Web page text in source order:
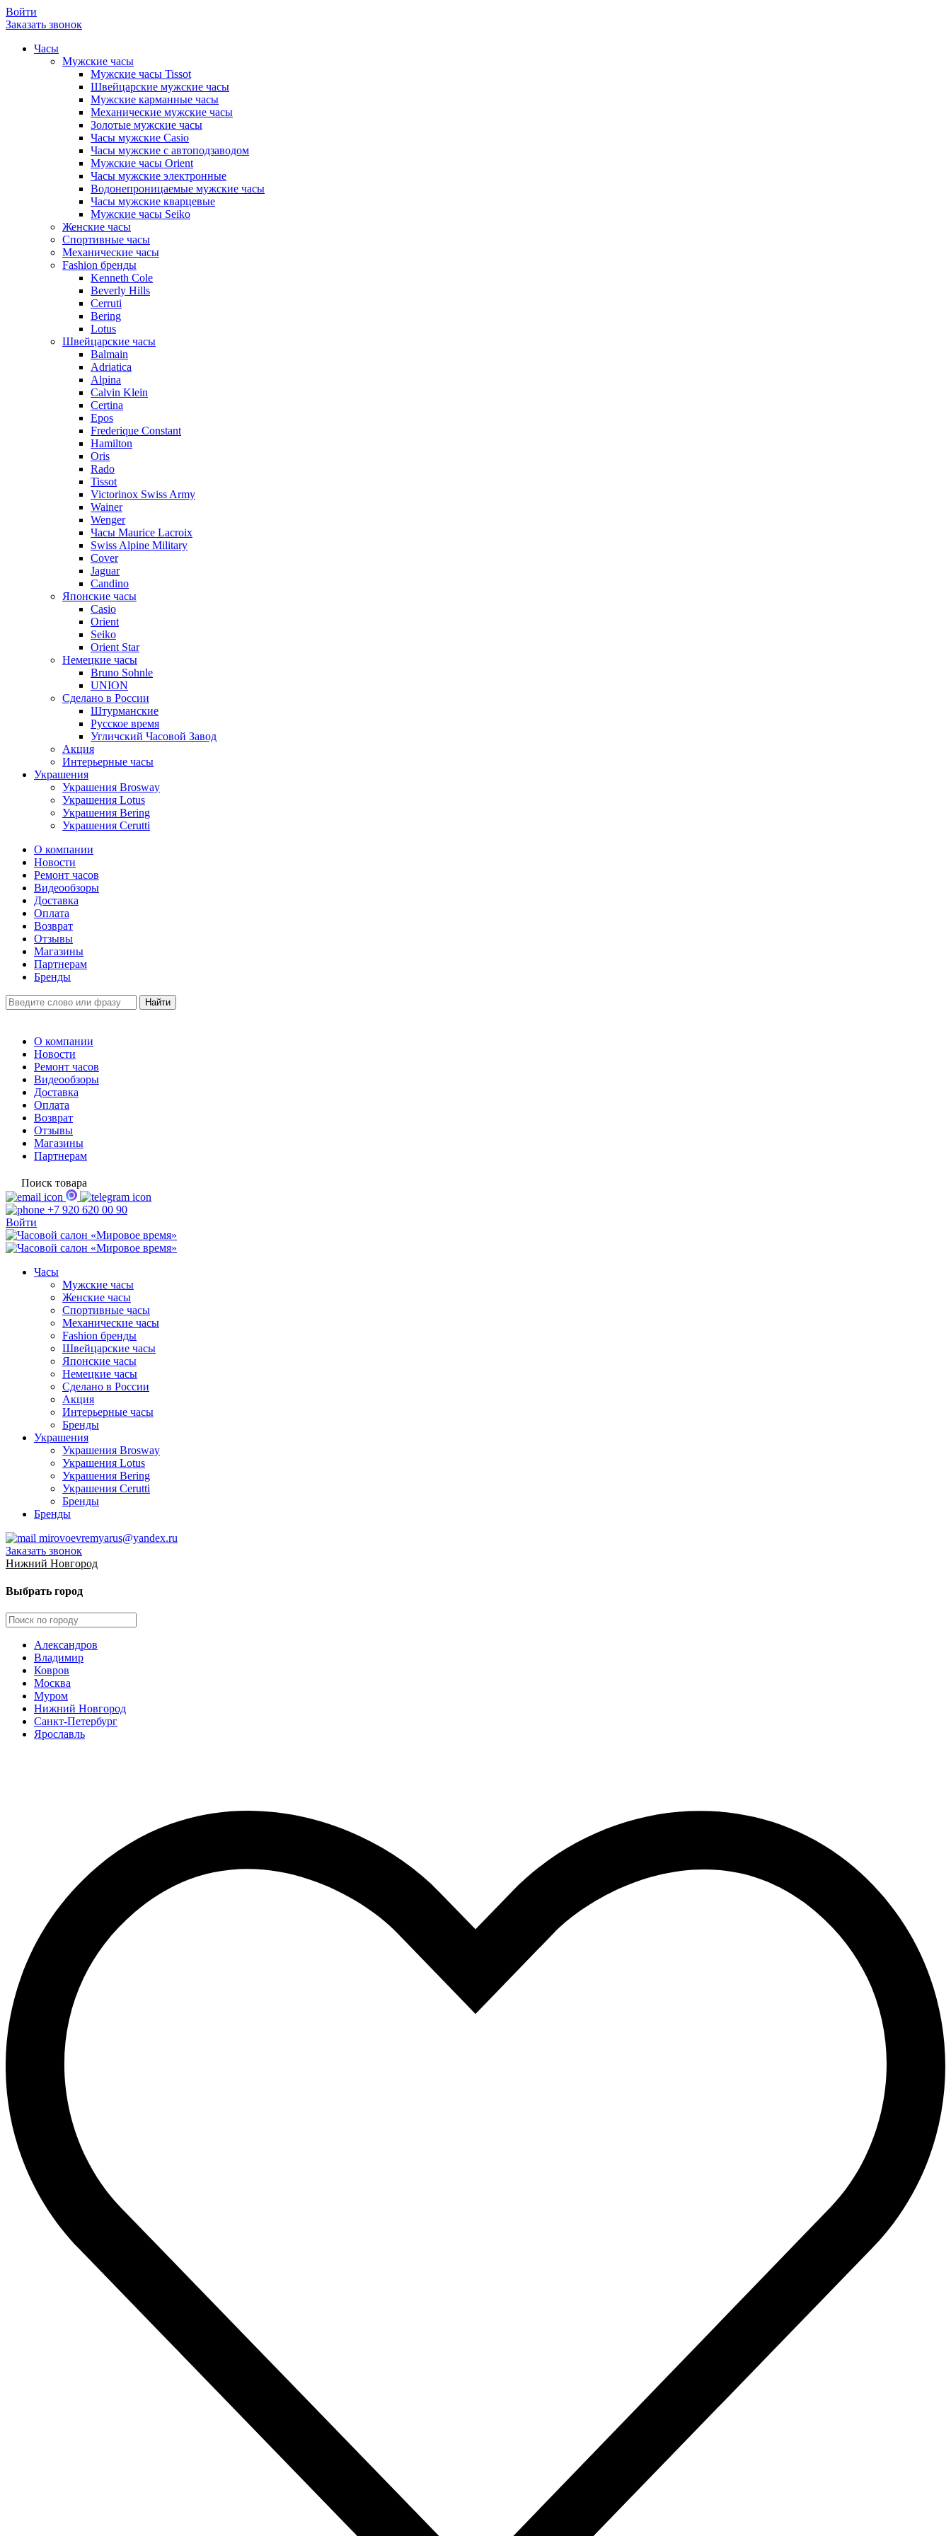
Войти
Заказать звонок
Часы
Мужские часы
Мужские часы Tissot
Швейцарские мужские часы
Мужские карманные часы
Механические мужские часы
Золотые мужские часы
Часы мужские Casio
Часы мужские с автоподзаводом
Мужские часы Orient
Часы мужские электронные
Водонепроницаемые мужские часы
Часы мужские кварцевые
Мужские часы Seiko
Женские часы
Спортивные часы
Механические часы
Fashion бренды
Kenneth Cole
Beverly Hills
Cerruti
Bering
Lotus
Швейцарские часы
Balmain
Adriatica
Alpina
Calvin Klein
Certina
Epos
Frederique Constant
Hamilton
Oris
Rado
Tissot
Victorinox Swiss Army
Wainer
Wenger
Часы Maurice Lacroix
Swiss Alpine Military
Cover
Jaguar
Candino
Японские часы
Casio
Orient
Seiko
Orient Star
Немецкие часы
Bruno Sohnle
UNION
Сделано в России
Штурманские
Русское время
Угличский Часовой Завод
Акция
Интерьерные часы
Украшения
Украшения Brosway
Украшения Lotus
Украшения Bering
Украшения Cerutti
О компании
Новости
Ремонт часов
Видеообзоры
Доставка
Оплата
Возврат
Отзывы
Магазины
Партнерам
Бренды
О компании
Новости
Ремонт часов
Видеообзоры
Доставка
Оплата
Возврат
Отзывы
Магазины
Партнерам
Поиск товара
+7 920 620 00 90
Войти
Часы
Мужские часы
Женские часы
Спортивные часы
Механические часы
Fashion бренды
Швейцарские часы
Японские часы
Немецкие часы
Сделано в России
Акция
Интерьерные часы
Бренды
Украшения
Украшения Brosway
Украшения Lotus
Украшения Bering
Украшения Cerutti
Бренды
Бренды
mirovoevremyarus@yandex.ru
Заказать звонок
Нижний Новгород
Выбрать город
Александров
Владимир
Ковров
Москва
Муром
Нижний Новгород
Санкт-Петербург
Ярославль